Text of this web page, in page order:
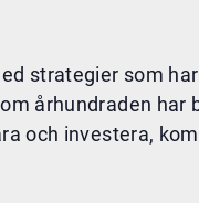
strategier som
århundraden
och investera,